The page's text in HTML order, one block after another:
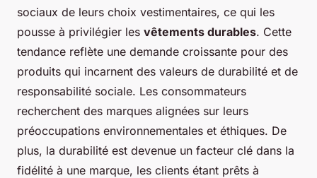
sociaux de leurs choix vestimentaires, ce qui les
pousse à privilégier les vêtements durables. Cette
tendance reflète une demande croissante pour des
produits qui incarnent des valeurs de durabilité et de
responsabilité sociale. Les consommateurs
recherchent des marques alignées sur leurs
préoccupations environnementales et éthiques. De
plus, la durabilité est devenue un facteur clé dans la
fidélité à une marque, les clients étant prêts à